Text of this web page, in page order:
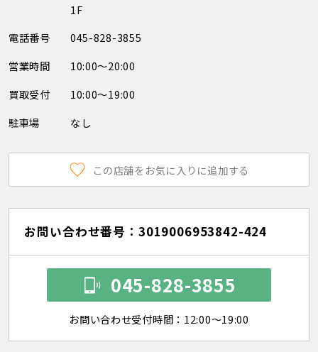
1F
電話番号
045-828-3855
営業時間
10:00～20:00
買取受付
10:00～19:00
駐車場
なし
この店舗をお気に入りに追加する
お問い合わせ番号：3019006953842-424
045-828-3855
お問い合わせ受付時間：12:00～19:00